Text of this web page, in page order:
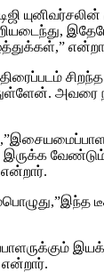
அவரை